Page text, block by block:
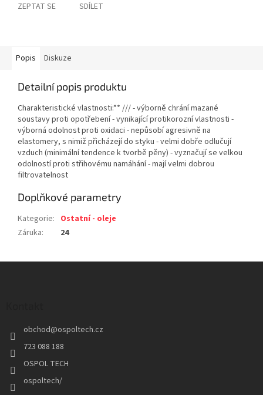
ZEPTAT SE SDÍLET
Popis Diskuze
Detailní popis produktu
Charakteristické vlastnosti:** /// - výborně chrání mazané
soustavy proti opotřebení - vynikající protikorozní vlastnosti -
výborná odolnost proti oxidaci - nepůsobí agresivně na
elastomery, s nimiž přicházejí do styku - velmi dobře odlučují
vzduch (minimální tendence k tvorbě pěny) - vyznačují se velkou
odolností proti střihovému namáhání - mají velmi dobrou
filtrovatelnost
Doplňkové parametry
Kategorie: Ostatní - oleje
Záruka: 24
obchod@ospoltech.cz
723 088 188
OSPOL TECH
ospoltech/